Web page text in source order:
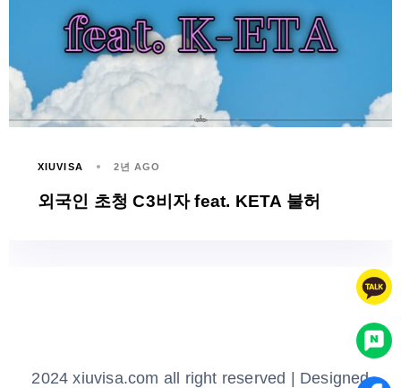
XIUVISA 2년 AGO
외국인 초청 C3비자 feat. KETA 불허
2024 xiuvisa.com all right reserved | Designed